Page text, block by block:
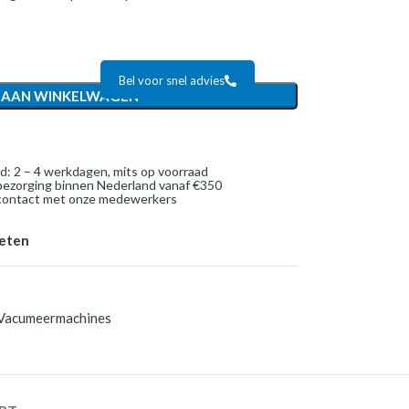
WINKELWAGEN
Bel voor snel advies
2 – 4 werkdagen, mits op voorraad
binnen Nederland vanaf €350
met onze medewerkers